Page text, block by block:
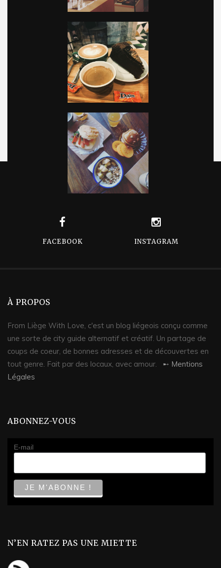
FACEBOOK INSTAGRAM
À PROPOS
From Liège With Love, c'est un blog liégeois conçu comme
une sorte de city guide alternatif et créatif. Un partage de
coups de coeur, de bonnes adresses et de découvertes en
tout genre. Fait par des locaux, avec amour. ➸ Mentions
Légales
ABONNEZ-VOUS
E-mail
N’EN RATEZ PAS UNE MIETTE